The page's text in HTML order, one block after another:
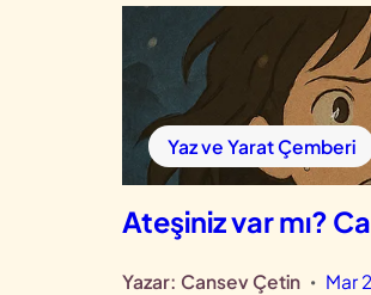
Yaz ve Yarat Çemberi
Ateşiniz var mı?
Yazar: Cansev Çetin • Mar